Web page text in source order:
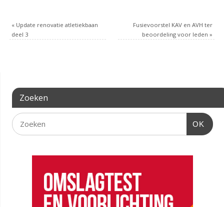
«Update renovatie atletiekbaan
deel 3
Fusievoorstel KAV en AVH ter
beoordeling voor leden»
Zoeken
OK